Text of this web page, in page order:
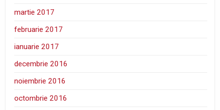
martie 2017
februarie 2017
ianuarie 2017
decembrie 2016
noiembrie 2016
octombrie 2016